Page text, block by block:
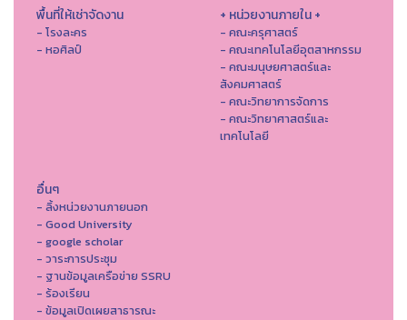
พื้นที่ให้เช่าจัดงาน
- โรงละคร
- หอศิลป์
+ หน่วยงานภายใน +
- คณะครุศาสตร์
- คณะเทคโนโลยีอุตสาหกรรม
- คณะมนุษยศาสตร์และ
สังคมศาสตร์
- คณะวิทยาการจัดการ
- คณะวิทยาศาสตร์และ
เทคโนโลยี
อื่นๆ
- ลิ้งหน่วยงานภายนอก
- Good University
- google scholar
- วาระการประชุม
- ฐานข้อมูลเครือข่าย SSRU
- ร้องเรียน
- ข้อมูลเปิดเผยสาธารณะ